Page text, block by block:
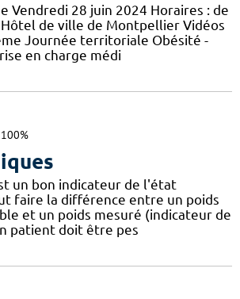
Vendredi 28 juin 2024 Horaires : de
Hôtel de ville de Montpellier Vidéos
Journée territoriale Obésité -
en charge médi
100%
un bon indicateur de l'état
faire la différence entre un poids
et un poids mesuré (indicateur de
patient doit être pes